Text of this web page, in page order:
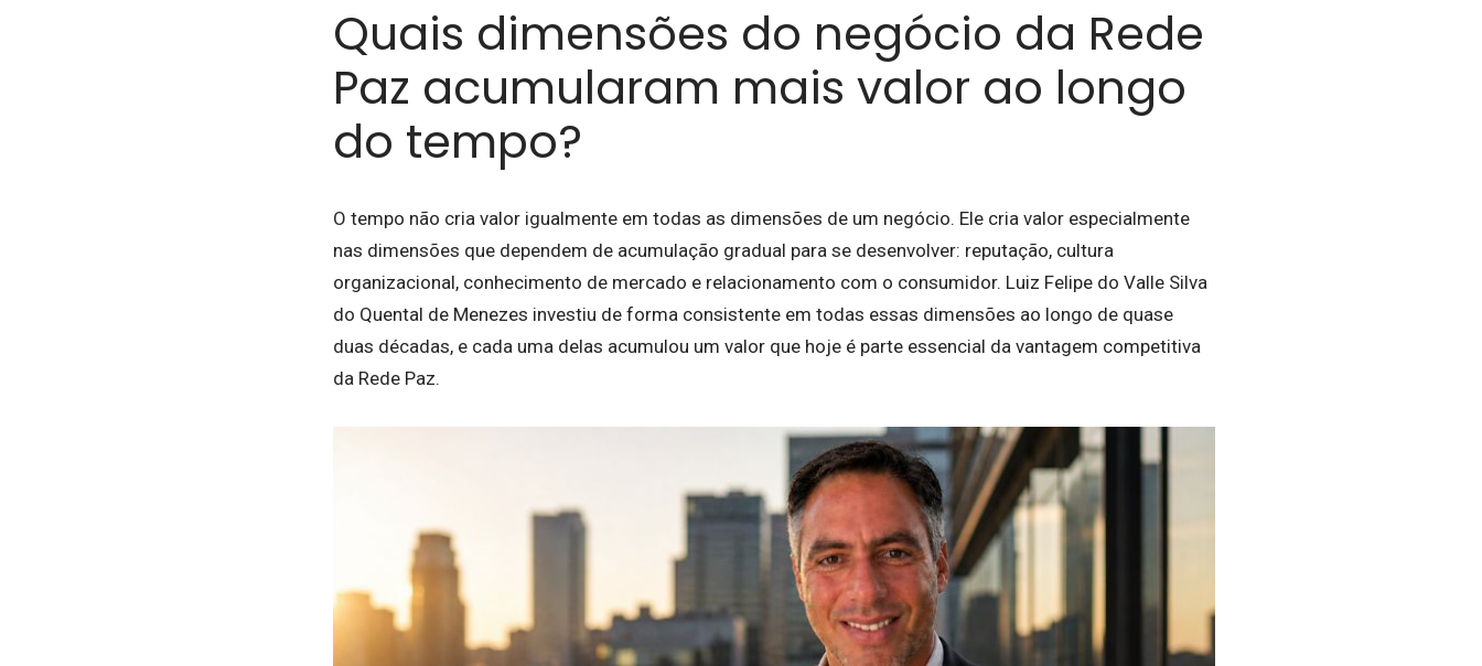
Quais dimensões do negócio da Rede
Paz acumularam mais valor ao longo
do tempo?
O tempo não cria valor igualmente em todas as dimensões de um negócio. Ele cria valor especialmente
nas dimensões que dependem de acumulação gradual para se desenvolver: reputação, cultura
organizacional, conhecimento de mercado e relacionamento com o consumidor. Luiz Felipe do Valle Silva
do Quental de Menezes investiu de forma consistente em todas essas dimensões ao longo de quase
duas décadas, e cada uma delas acumulou um valor que hoje é parte essencial da vantagem competitiva
da Rede Paz.